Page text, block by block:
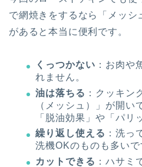
で網焼きをするなら「メッシ
があると本当に便利です。
くっつかない ：お肉や
れません。
油は落ちる ：クッキン
（メッシュ）」が開い
「脱油効果」や「パリ
繰り返し使える ：洗っ
洗機OKのものも多いで
カットできる ：ハサミ